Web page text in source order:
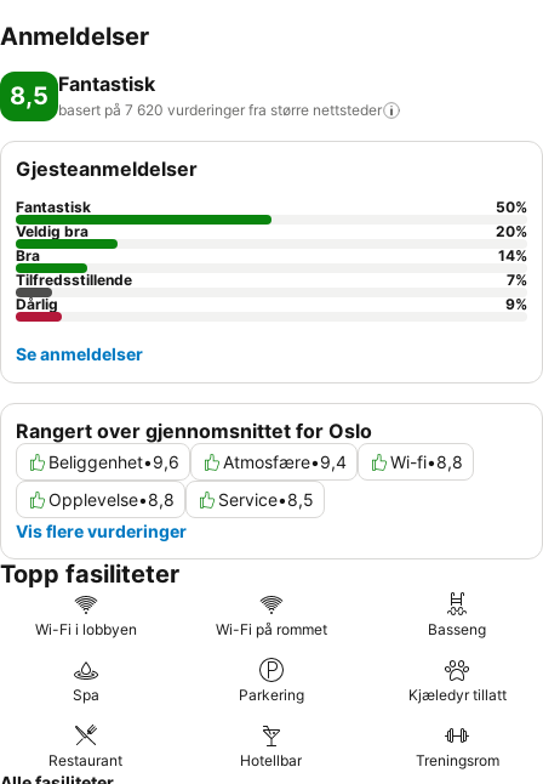
Anmeldelser
8,5 Fantastisk
basert på 7 620 vurderinger fra større nettsteder
Rangert over gjennomsnittet for Oslo
Beliggenhet•9,6 Atmosfære•9,4 Wi-fi•8,8
Opplevelse•8,8 Service•8,5
Vis flere vurderinger
Gjesteanmeldelser
Fantastisk 50%
Veldig bra
20%
Bra
14%
Tilfredsstillende
7%
Dårlig
9%
Se anmeldelser
Topp fasiliteter
Wi-Fi i lobbyen Wi-Fi på rommet Basseng
Spa Parkering Kjæledyr tillatt
Restaurant Hotellbar Treningsrom